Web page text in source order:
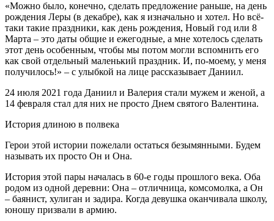
«Можно было, конечно, сделать предложение раньше, на день
рождения Леры (в декабре), как я изначально и хотел. Но всё-
таки такие праздники, как день рождения, Новый год или 8
Марта – это даты общие и ежегодные, а мне хотелось сделать
этот день особенным, чтобы мы потом могли вспомнить его
как свой отдельный маленький праздник. И, по-моему, у меня
получилось!» – с улыбкой на лице рассказывает Даниил.
24 июля 2021 года Даниил и Валерия стали мужем и женой, а
14 февраля стал для них не просто Днем святого Валентина.
История длиною в полвека
Герои этой истории пожелали остаться безымянными. Будем
называть их просто Он и Она.
История этой пары началась в 60-е годы прошлого века. Оба
родом из одной деревни: Она – отличница, комсомолка, а Он
– баянист, хулиган и задира. Когда девушка оканчивала школу,
юношу призвали в армию.